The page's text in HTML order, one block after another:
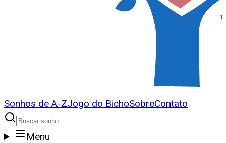
Sonhos de A-ZJogo do BichoSobreContato
Menu